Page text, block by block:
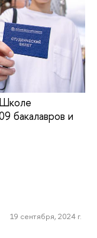
бакалавров и
19 сентября, 2024 г.